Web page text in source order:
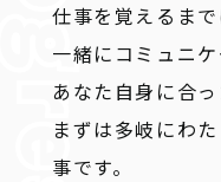
仕事を覚えるまで
一緒にコミュニ
あなた自身に合
まずは多岐にわ
事です。